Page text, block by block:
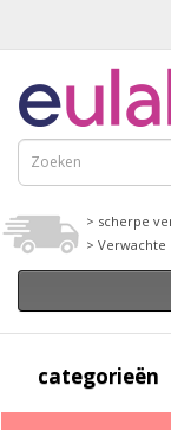
> scherpe
>
categorieën